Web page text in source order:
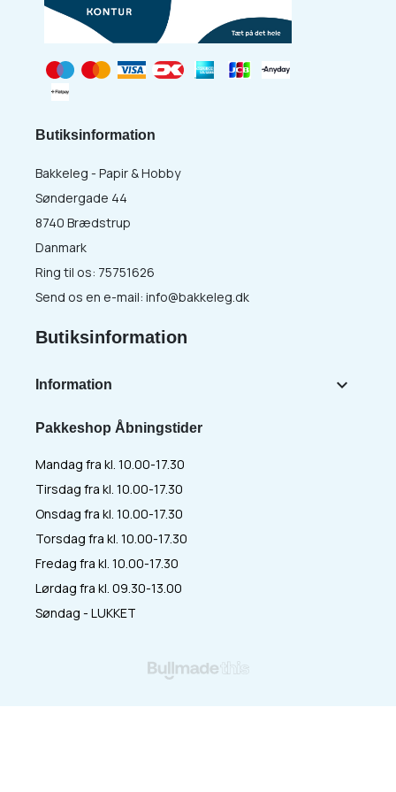
Pakkeshop Åbningstider
Mandag fra kl. 10.00-17.30
Tirsdag fra kl. 10.00-17.30
Onsdag fra kl. 10.00-17.30
Torsdag fra kl. 10.00-17.30
Fredag fra kl. 10.00-17.30
Lørdag fra kl. 09.30-13.00
Søndag - LUKKET
Butiksinformation
Bakkeleg - Papir & Hobby
Søndergade 44
8740 Brædstrup
Danmark
Ring til os: 75751626
Send os en e-mail: info@bakkeleg.dk
Butiksinformation
Information 